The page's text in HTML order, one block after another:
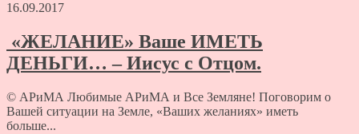
16.09.2017
«ЖЕЛАНИЕ» Ваше ИМЕТЬ
ДЕНЬГИ… – Иисус с Отцом.
© АРиМА Любимые АРиМА и Все Земляне! Поговорим о
Вашей ситуации на Земле, «Ваших желаниях» иметь
больше...